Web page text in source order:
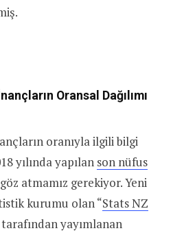
Oransal Dağılımı
oranıyla ilgili bilgi
yılında yapılan son nüfus
atmamız gerekiyor. Yeni
kurumu olan “Stats NZ
tarafından yayımlanan